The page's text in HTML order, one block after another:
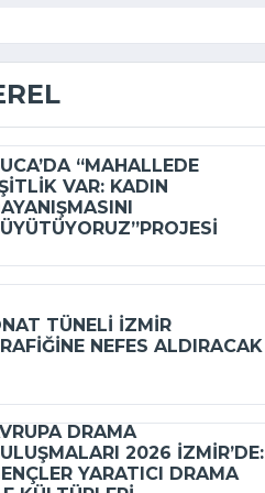
“MAHALLEDE
VAR: KADIN
TÜNELI İZMIR
NEFES ALDIRACAK
DRAMA
2026 İZMIR’DE:
YARATICI DRAMA